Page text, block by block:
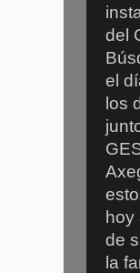
del
el
los
hoy
de
la